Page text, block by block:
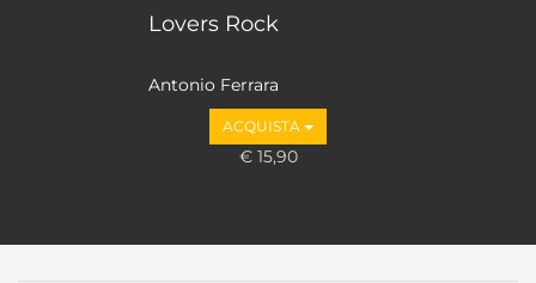
Lovers Rock
Antonio Ferrara
ACQUISTA
€ 15,90